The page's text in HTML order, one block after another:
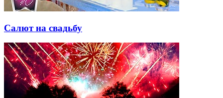
Салют на свадьбу